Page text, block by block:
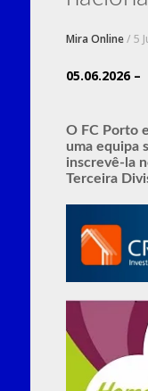
Mira Online/ 5
05.06.2026 –
O FC Porto
uma equipa
inscrevê-la
Terceira